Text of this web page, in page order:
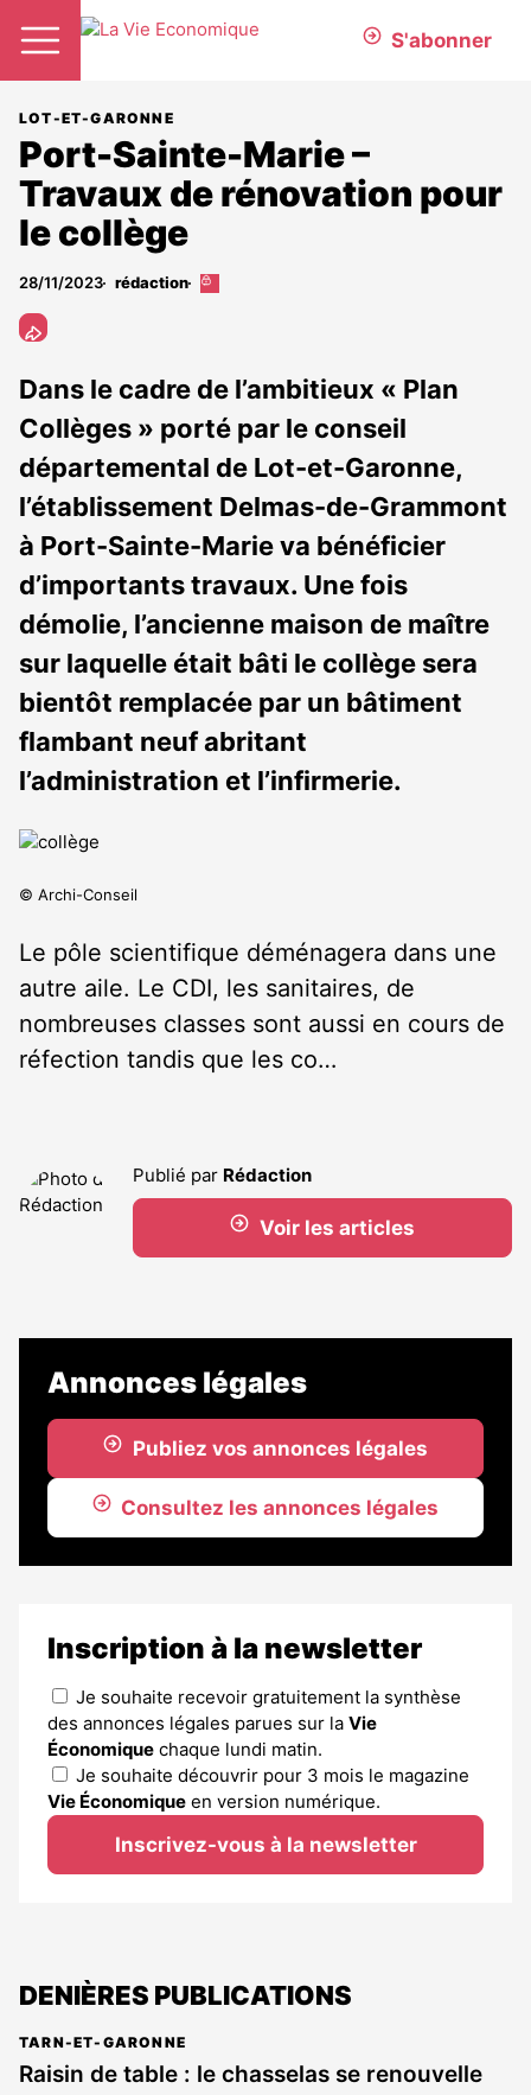
S'abonner
LOT-ET-GARONNE
Port-Sainte-Marie –
Travaux de rénovation pour
le collège
28/11/2023 rédaction
Cet
abonnés
Dans le cadre de l’ambitieux « Plan
Collèges » porté par le conseil
départemental de Lot-et-Garonne,
l’établissement Delmas-de-Grammont
à Port-Sainte-Marie va bénéficier
d’importants travaux. Une fois
démolie, l’ancienne maison de maître
sur laquelle était bâti le collège sera
bientôt remplacée par un bâtiment
flambant neuf abritant
l’administration et l’infirmerie.
© Archi-Conseil
Le pôle scientifique déménagera dans une
autre aile. Le CDI, les sanitaires, de
nombreuses classes sont aussi en cours de
réfection tandis que les co…
Publié par Rédaction
Voir les articles
Annonces légales
Publiez vos annonces légales
Consultez les annonces légales
Inscription à la newsletter
Je souhaite recevoir gratuitement la synthèse
des annonces légales parues sur la Vie
Économique chaque lundi matin.
Je souhaite découvrir pour 3 mois le magazine
Vie Économique en version numérique.
Inscrivez-vous à la newsletter
DENIÈRES PUBLICATIONS
TARN-ET-GARONNE
Raisin de table : le chasselas se renouvelle